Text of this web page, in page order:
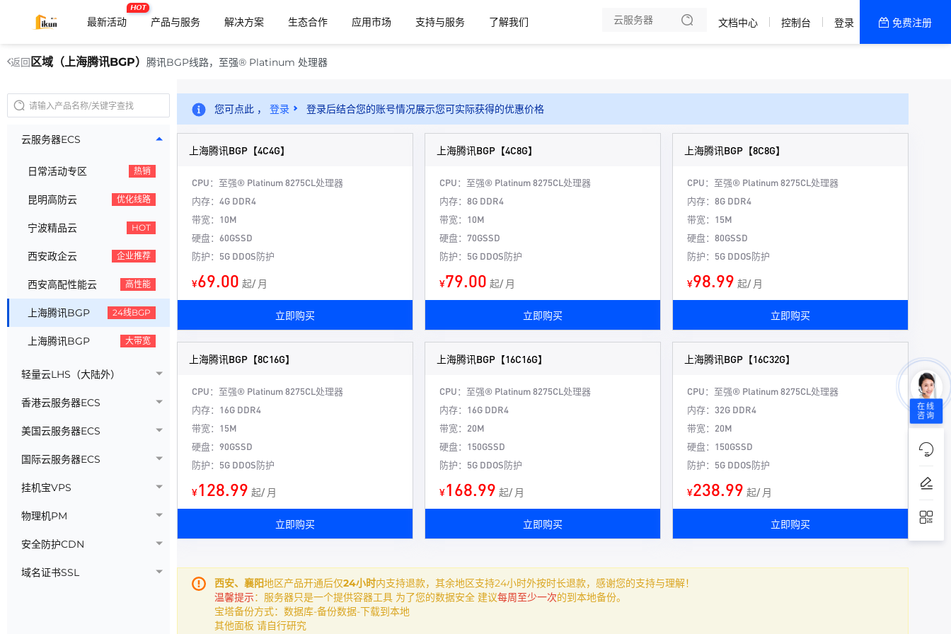
最新活动
HOT
产品与服务 解决方案 生态合作 应用市场 支持与服务
了解我们
文档中心 控制台 登录 免费注册
返回 区域（上海腾讯BGP） 腾讯BGP线路，至强® Platinum 处理器
云服务器ECS
日常活动专区 热销
昆明高防云 优化线路
宁波精品云 HOT
西安政企云 企业推荐
西安高配性能云 高性能
上海腾讯BGP 24线BGP
上海腾讯BGP 大带宽
轻量云LHS（大陆外）
香港云服务器ECS
美国云服务器ECS
国际云服务器ECS
挂机宝VPS
物理机PM
安全防护CDN
域名证书SSL
您可点此 ， 登录 登录后结合您的账号情况展示您可实际获得的优惠价格
上海腾讯BGP【4C4G】
CPU：至强® Platinum 8275CL处理器
内存：4G DDR4
带宽：10M
硬盘：60GSSD
防护：5G DDOS防护
¥69.00 起/ 月
立即购买
上海腾讯BGP【4C8G】
CPU：至强® Platinum 8275CL处理器
内存：8G DDR4
带宽：10M
硬盘：70GSSD
防护：5G DDOS防护
¥79.00 起/ 月
立即购买
上海腾讯BGP【8C8G】
CPU：至强® Platinum 8275CL处理器
内存：8G DDR4
带宽：15M
硬盘：80GSSD
防护：5G DDOS防护
¥98.99 起/ 月
立即购买
上海腾讯BGP【8C16G】
CPU：至强® Platinum 8275CL处理器
内存：16G DDR4
带宽：15M
硬盘：90GSSD
防护：5G DDOS防护
¥128.99 起/ 月
立即购买
上海腾讯BGP【16C16G】
CPU：至强® Platinum 8275CL处理器
内存：16G DDR4
带宽：20M
硬盘：150GSSD
防护：5G DDOS防护
¥168.99 起/ 月
立即购买
上海腾讯BGP【16C32G】
CPU：至强® Platinum 8275CL处理器
内存：32G DDR4
带宽：20M
硬盘：150GSSD
防护：5G DDOS防护
¥238.99 起/ 月
立即购买
西安、襄阳地区产品开通后仅24小时内支持退款，其余地区支持24小时外按时长退款，感谢您的支持与理解！
温馨提示：服务器只是一个提供容器工具 为了您的数据安全 建议每周至少一次的到本地备份。
宝塔备份方式：数据库-备份数据-下载到本地
其他面板 请自行研究
在线
咨询